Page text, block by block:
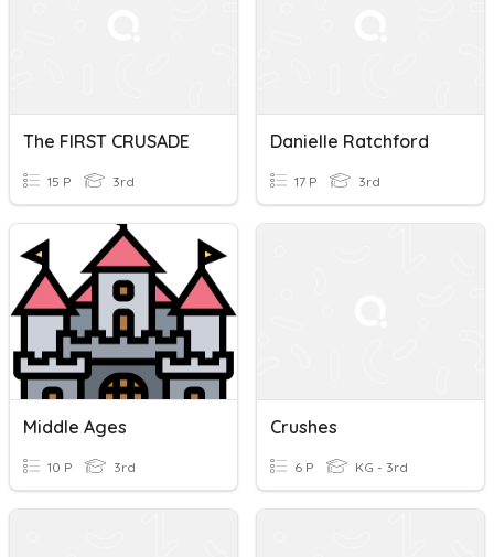
The FIRST CRUSADE
15 P 3rd
Danielle Ratchford
17 P 3rd
Middle Ages
10 P 3rd
Crushes
6 P KG - 3rd